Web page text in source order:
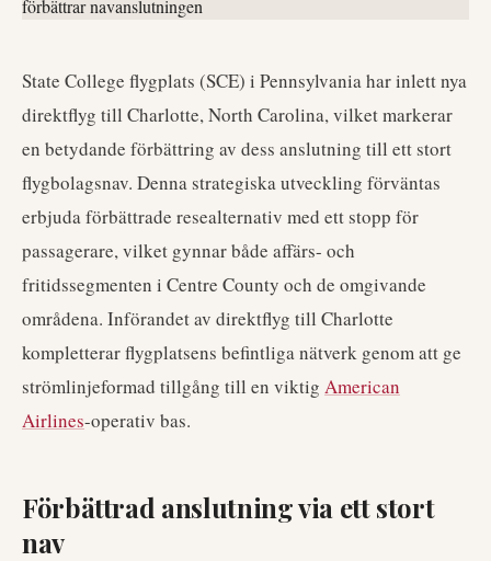
State College flygplats (SCE) i Pennsylvania har inlett nya
direktflyg till Charlotte, North Carolina, vilket markerar
en betydande förbättring av dess anslutning till ett stort
flygbolagsnav. Denna strategiska utveckling förväntas
erbjuda förbättrade resealternativ med ett stopp för
passagerare, vilket gynnar både affärs- och
fritidssegmenten i Centre County och de omgivande
områdena. Införandet av direktflyg till Charlotte
kompletterar flygplatsens befintliga nätverk genom att ge
strömlinjeformad tillgång till en viktig American
Airlines-operativ bas.
Förbättrad anslutning via ett stort
nav